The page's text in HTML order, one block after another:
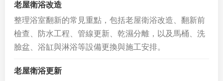
老屋衛浴改造
整理浴室翻新的常見重點，包括老屋衛浴改造、翻新前
檢查、防水工程、管線更新、乾濕分離，以及馬桶、洗
臉盆、浴缸與淋浴等設備更換與施工安排。
老屋衛浴更新